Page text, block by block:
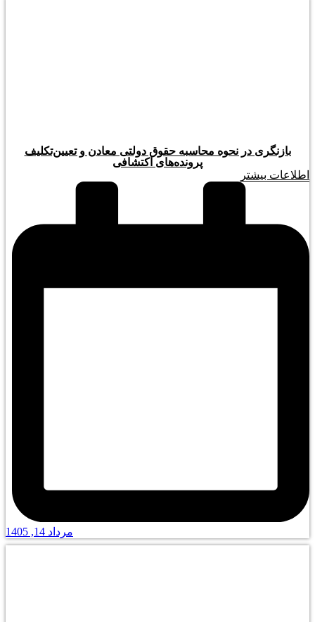
بازنگری در نحوه محاسبه حقوق دولتی معادن و تعیین‌تکلیف
پرونده‌های اکتشافی
اطلاعات بیشتر
مرداد 14, 1405